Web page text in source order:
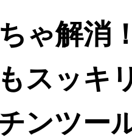
ゃ解消
スッキ
ンツー